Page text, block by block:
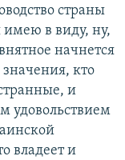
страны
имею в виду, ну,
начнется
кто
и
удовольствием
владеет и